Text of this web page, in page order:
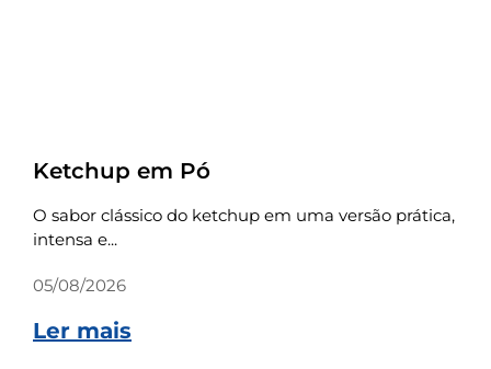
Ketchup em Pó
O sabor clássico do ketchup em uma versão prática,
intensa e...
05/08/2026
Ler mais